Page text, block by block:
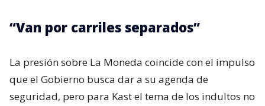
“Van por carriles separados”
La presión sobre La Moneda coincide con el impulso
que el Gobierno busca dar a su agenda de
seguridad, pero para Kast el tema de los indultos no